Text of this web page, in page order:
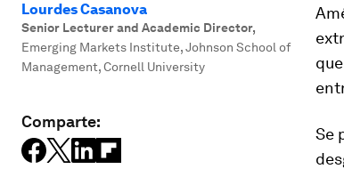
Lourdes Casanova
Senior Lecturer and Academic Director,
Emerging Markets Institute, Johnson School of
Management, Cornell University
Comparte:
Se